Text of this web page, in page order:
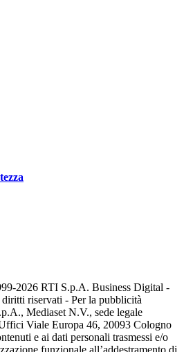
2026 RTI S.p.A. Business Digital -
riservati - Per la pubblicità
Mediaset N.V., sede legale
Viale Europa 46, 20093 Cologno
e ai dati personali trasmessi e/o